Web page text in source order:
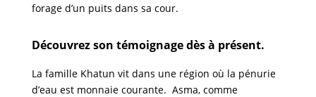
forage d’un puits dans sa cour.
Découvrez son témoignage dès à présent.
La famille Khatun vit dans une région où la pénurie
d’eau est monnaie courante. Asma, comme